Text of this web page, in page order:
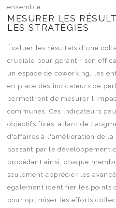
ensemble.
MESURER LES
LES STRATÉGIES
Évaluer les résultats d'une
cruciale pour garantir son
un espace de coworking, les
en place des indicateurs de
permettront de mesurer
communes. Ces indicateurs
objectifs fixés, allant de
d'affaires à l'amélioration de la
passant par le développement
procédant ainsi, chaque
seulement apprécier les
également identifier les points
pour optimiser les efforts